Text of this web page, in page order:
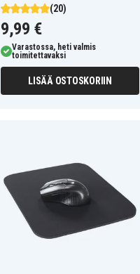
(20)
9,99 €
Varastossa, heti valmis
toimitettavaksi
LISÄÄ OSTOSKORIIN